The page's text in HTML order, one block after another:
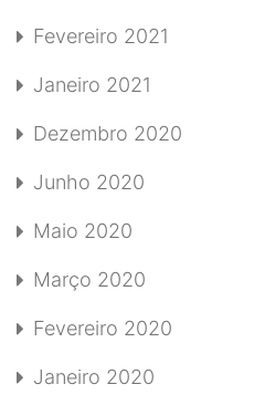
Fevereiro 2021
Janeiro 2021
Dezembro 2020
Junho 2020
Maio 2020
Março 2020
Fevereiro 2020
Janeiro 2020